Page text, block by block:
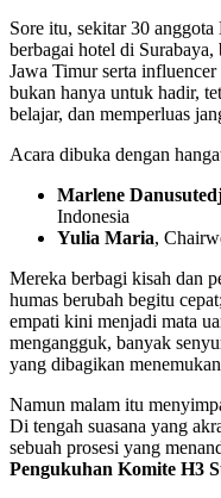
Sore itu, sekitar 30
berbagai hotel di
Jawa Timur serta
bukan hanya untuk hadir,
belajar, dan memperluas
Acara dibuka dengan
Marlene
Indonesia
Yulia Maria,
Mereka berbagi kisah dan
humas berubah begitu
empati kini menjadi mata
mengangguk, banyak
yang dibagikan
Namun malam itu
Di tengah suasana yang
sebuah prosesi yang
Pengukuhan Komite H3